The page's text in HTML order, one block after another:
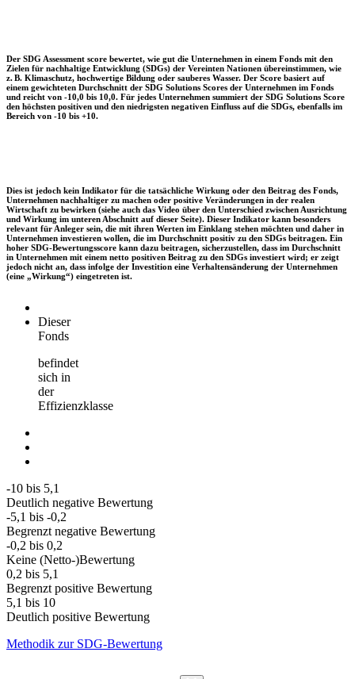
Der SDG Assessment score bewertet, wie gut die Unternehmen in einem Fonds mit den
Zielen für nachhaltige Entwicklung (SDGs) der Vereinten Nationen übereinstimmen, wie
z. B. Klimaschutz, hochwertige Bildung oder sauberes Wasser. Der Score basiert auf
einem gewichteten Durchschnitt der SDG Solutions Scores der Unternehmen im Fonds
und reicht von -10,0 bis 10,0. Für jedes Unternehmen summiert der SDG Solutions Score
den höchsten positiven und den niedrigsten negativen Einfluss auf die SDGs, ebenfalls im
Bereich von -10 bis +10.
Dies ist jedoch kein Indikator für die tatsächliche Wirkung oder den Beitrag des Fonds,
Unternehmen nachhaltiger zu machen oder positive Veränderungen in der realen
Wirtschaft zu bewirken (siehe auch das Video über den Unterschied zwischen Ausrichtung
und Wirkung im unteren Abschnitt auf dieser Seite). Dieser Indikator kann besonders
relevant für Anleger sein, die mit ihren Werten im Einklang stehen möchten und daher in
Unternehmen investieren wollen, die im Durchschnitt positiv zu den SDGs beitragen. Ein
hoher SDG-Bewertungsscore kann dazu beitragen, sicherzustellen, dass im Durchschnitt
in Unternehmen mit einem netto positiven Beitrag zu den SDGs investiert wird; er zeigt
jedoch nicht an, dass infolge der Investition eine Verhaltensänderung der Unternehmen
(eine „Wirkung“) eingetreten ist.
Dieser
Fonds
befindet
sich in
der
Effizienzklasse
-10 bis 5,1
Deutlich negative Bewertung
-5,1 bis -0,2
Begrenzt negative Bewertung
-0,2 bis 0,2
Keine (Netto-)Bewertung
0,2 bis 5,1
Begrenzt positive Bewertung
5,1 bis 10
Deutlich positive Bewertung
Methodik zur SDG-Bewertung